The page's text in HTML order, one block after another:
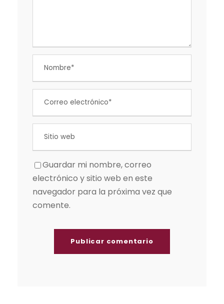
Guardar mi nombre, correo
electrónico y sitio web en este
navegador para la próxima vez que
comente.